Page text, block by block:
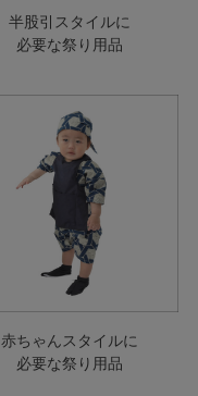
半股引スタイルに
必要な祭り用品
赤ちゃんスタイルに
必要な祭り用品